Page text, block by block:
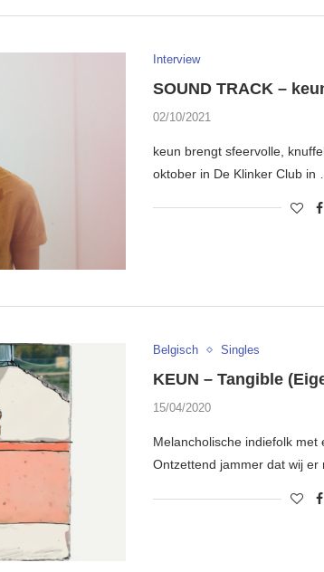
Interview
SOUND TRACK –
02/10/2021
keun brengt sfeervolle,
oktober in De Klinker Club in …
Belgisch Singles
KEUN – Tangible
15/04/2020
Melancholische indiefolk met
Ontzettend jammer dat wij